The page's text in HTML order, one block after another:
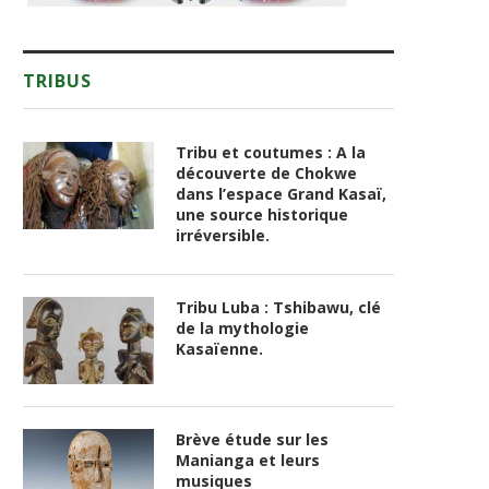
TRIBUS
Tribu et coutumes : A la
découverte de Chokwe
dans l’espace Grand Kasaï,
une source historique
irréversible.
Tribu Luba : Tshibawu, clé
de la mythologie
Kasaïenne.
Brève étude sur les
Manianga et leurs
musiques